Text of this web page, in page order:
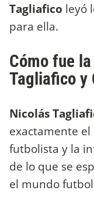
Tagliafico leyó
para ella.
Cómo fue
Tagliafico y
Nicolás
exactamente el
futbolista y la
de lo que se
el mundo